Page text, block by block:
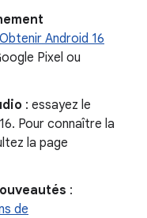
Obtenir Android 16
Pixel ou
: essayez le
Pour connaître la
la page
:
de